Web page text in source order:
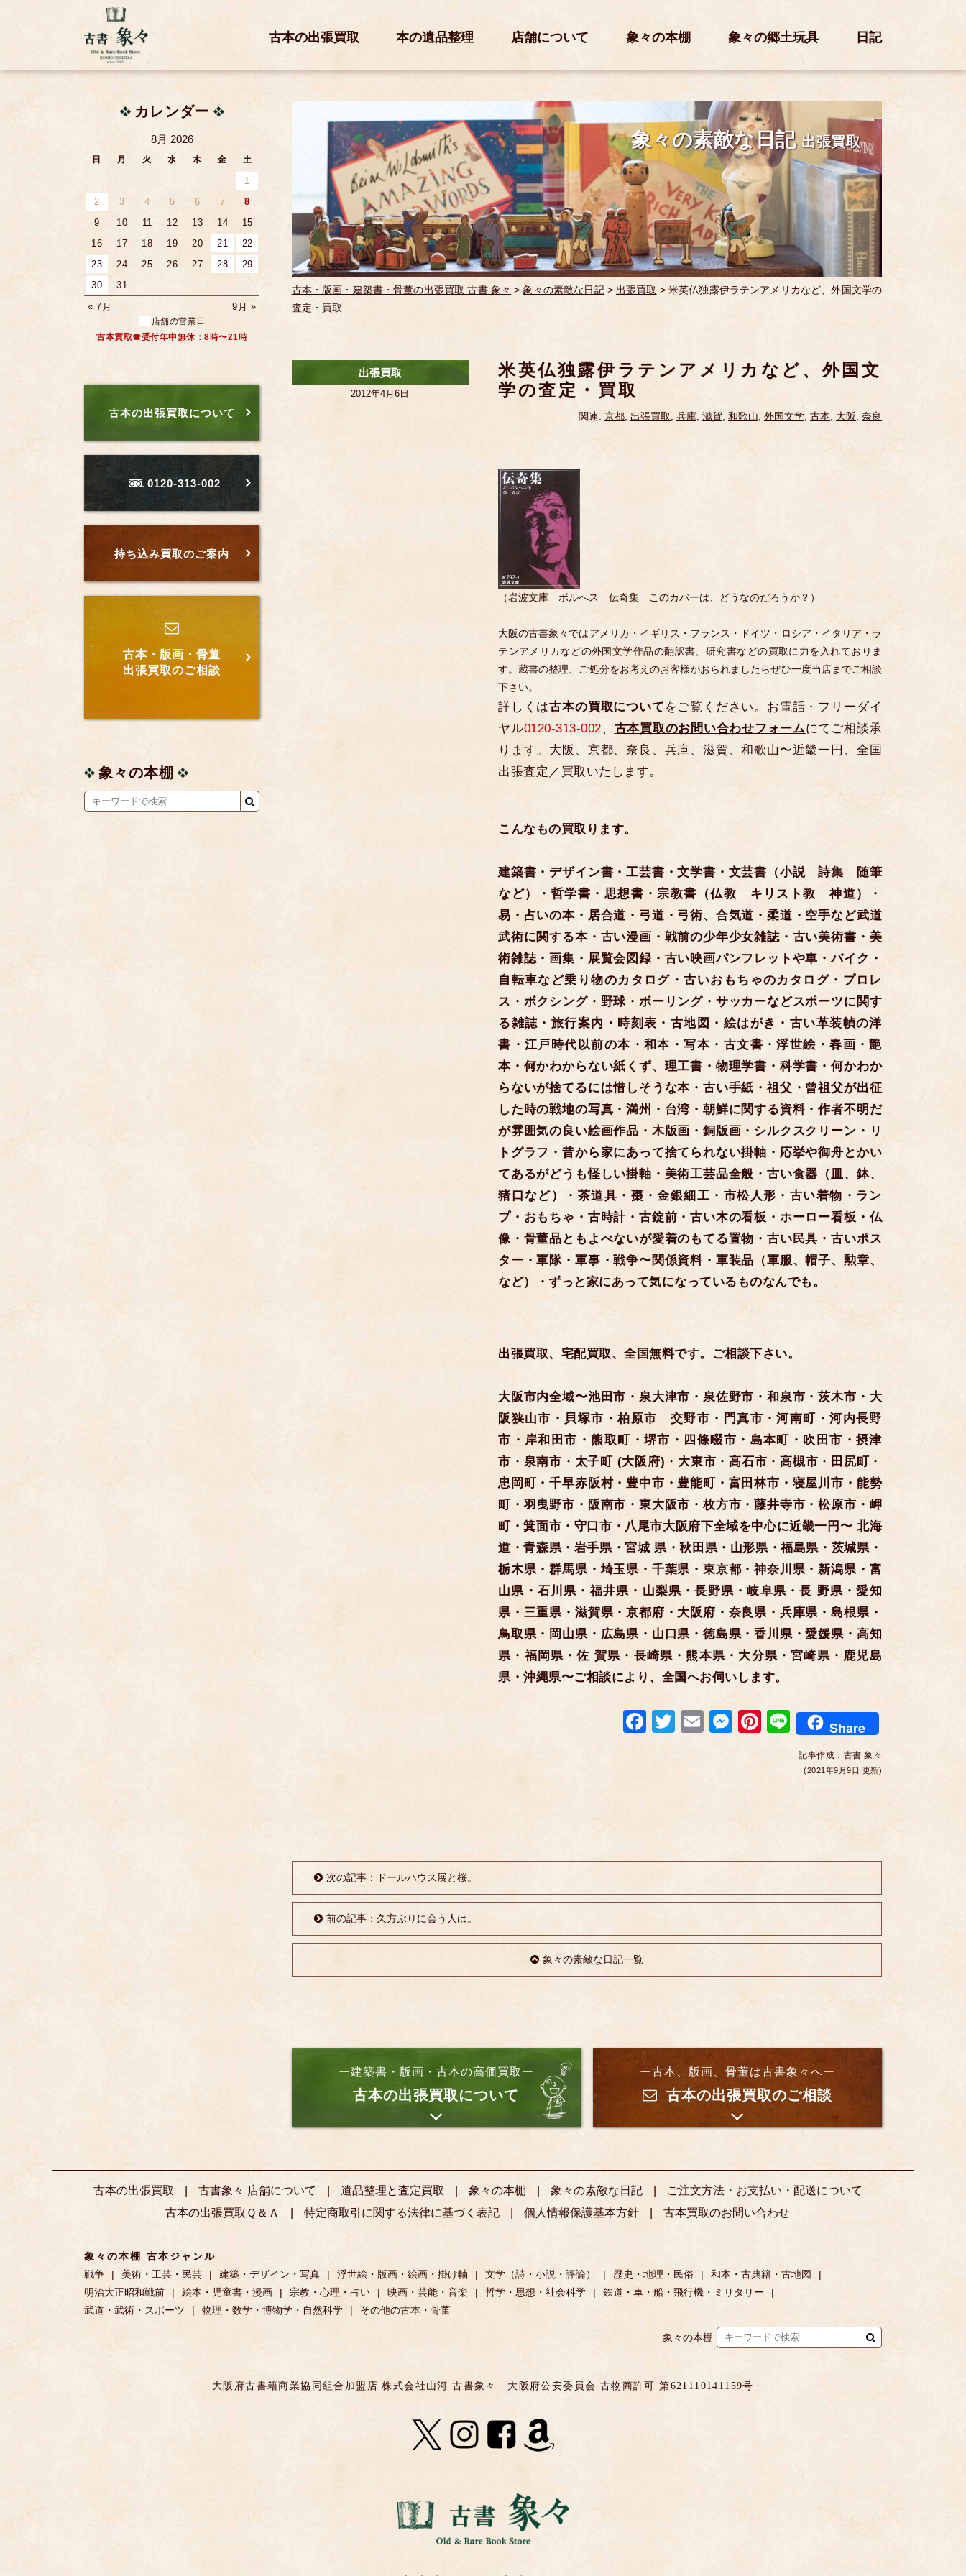
古本の出張買取 本の遺品整理 店舗について 象々の本棚 象々の郷土玩具 日記
象々の素敵な日記 出張買取
古本・版画・建築書・骨董の出張買取 古書 象々 >象々の素敵な日記>出張買取 > 米英仏独露伊ラテンアメリカなど、外国文学の
査定・買取
米英仏独露伊ラテンアメリカなど、外国文
学の査定・買取
関連: 京都, 出張買取, 兵庫, 滋賀, 和歌山, 外国文学, 古本, 大阪, 奈良
（岩波文庫 ボルへス 伝奇集 このカバーは、どうなのだろうか？）
大阪の古書象々ではアメリカ・イギリス・フランス・ドイツ・ロシア・イタリア・ラ
テンアメリカなどの外国文学作品の翻訳書、研究書などの買取に力を入れておりま
す。蔵書の整理、ご処分をお考えのお客様がおられましたらぜひ一度当店までご相談
下さい。
詳しくは古本の買取について をご覧ください。お電話・フリーダイ
ヤル0120-313-002、 古本買取のお問い合わせフォームにてご相談承
ります。大阪、京都、奈良、兵庫、滋賀、和歌山〜近畿一円、全国
出張査定／買取いたします。
こんなもの買取ります。
建築書・デザイン書・工芸書・文学書・文芸書（小説 詩集 随筆
など）・哲学書・思想書・宗教書（仏教 キリスト教 神道）・
易・占いの本・居合道・弓道・弓術、合気道・柔道・空手など武道
武術に関する本・古い漫画・戦前の少年少女雑誌・古い美術書・美
術雑誌・画集・展覧会図録・古い映画パンフレットや車・バイク・
自転車など乗り物のカタログ・古いおもちゃのカタログ・プロレ
ス・ボクシング・野球・ボーリング・サッカーなどスポーツに関す
る雑誌・旅行案内・時刻表・古地図・絵はがき・古い革装幀の洋
書・江戸時代以前の本・和本・写本・古文書・浮世絵・春画・艶
本・何かわからない紙くず、理工書・物理学書・科学書・何かわか
らないが捨てるには惜しそうな本・古い手紙・祖父・曾祖父が出征
した時の戦地の写真・満州・台湾・朝鮮に関する資料・作者不明だ
が雰囲気の良い絵画作品・木版画・銅版画・シルクスクリーン・リ
トグラフ・昔から家にあって捨てられない掛軸・応挙や御舟とかい
てあるがどうも怪しい掛軸・美術工芸品全般・古い食器（皿、鉢、
猪口など）・茶道具・棗・金銀細工・市松人形・古い着物・ラン
プ・おもちゃ・古時計・古錠前・古い木の看板・ホーロー看板・仏
像・骨董品ともよべないが愛着のもてる置物・古い民具・古いポス
ター・軍隊・軍事・戦争〜関係資料・軍装品（軍服、帽子、勲章、
など）・ずっと家にあって気になっているものなんでも。
出張買取、宅配買取、全国無料です。ご相談下さい。
大阪市内全域〜池田市・泉大津市・泉佐野市・和泉市・茨木市・大
阪狭山市・貝塚市・柏原市 交野市・門真市・河南町・河内長野
市・岸和田市・熊取町・堺市・四條畷市・島本町・吹田市・摂津
市・泉南市・太子町 (大阪府)・大東市・高石市・高槻市・田尻町・
忠岡町・千早赤阪村・豊中市・豊能町・富田林市・寝屋川市・能勢
町・羽曳野市・阪南市・東大阪市・枚方市・藤井寺市・松原市・岬
町・箕面市・守口市・八尾市大阪府下全域を中心に近畿一円〜 北海
道・青森県・岩手県・宮城 県・秋田県・山形県・福島県・茨城県・
栃木県・群馬県・埼玉県・千葉県・東京都・神奈川県・新潟県・富
山県・石川県・福井県・山梨県・長野県・岐阜県・長 野県・愛知
県・三重県・滋賀県・京都府・大阪府・奈良県・兵庫県・島根県・
鳥取県・岡山県・広島県・山口県・徳島県・香川県・愛媛県・高知
県・福岡県・佐 賀県・長崎県・熊本県・大分県・宮崎県・鹿児島
県・沖縄県〜ご相談により、全国へお伺いします。
F
o
T E M
er
Pi Li
n
e
Share
記事作成： 古書 象々
(2021年9月9日 更新)
出張買取
2012年4月6日
次の記事：ドールハウス展と桜。
前の記事：久方ぶりに会う人は。
象々の素敵な日記一覧
ー建築書・版画・古本の高価買取ー
古本の出張買取について
ー古本、版画、骨董は古書象々へー
古本の出張買取のご相談
カレンダー
8月 2026
日 月 火 水 木 金 土
1
2
3 4 5 6 7
8
9
10 11 12 13 14
15
16
17 18 19 20 21
22
23
24 25 26 27 28
29
30
31
« 7月
9月 »
店舗の営業日
古本買取☎受付年中無休：8時〜21時
古本の出張買取について
0120-313-002
持ち込み買取のご案内
古本・版画・骨董
出張買取のご相談
象々の本棚
古本の出張買取 古書象々 店舗について 遺品整理と査定買取 象々の本棚 象々の素敵な日記
ご注文方法・お支払い・配送について
古本の出張買取Ｑ＆Ａ
特定商取引に関する法律に基づく表記 個人情報保護基本方針 古本買取のお問い合わせ
象々の本棚 古本ジャンル
戦争
美術・工芸・民芸 建築・デザイン・写真 浮世絵・版画・絵画・掛け軸 文学（詩・小説・評論） 歴史・地理・民俗
和本・古典籍・古地図
明治大正昭和戦前
絵本・児童書・漫画 宗教・心理・占い 映画・芸能・音楽 哲学・思想・社会科学
鉄道・車・船・飛行機・ミリタリー
武道・武術・スポーツ
物理・数学・博物学・自然科学 その他の古本・骨董
象々の本棚
大阪府古書籍商業協同組合加盟店 株式会社山河 古書象々 大阪府公安委員会 古物商許可 第621110141159号